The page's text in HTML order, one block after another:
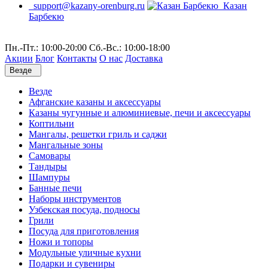
support@kazany-orenburg.ru
Казан
Барбекю
Пн.-Пт.: 10:00-20:00 Сб.-Вс.: 10:00-18:00
Акции Блог Контакты О нас Доставка
Везде
Везде
Афганские казаны и аксессуары
Казаны чугунные и алюминиевые, печи и аксессуары
Коптильни
Мангалы, решетки гриль и саджи
Мангальные зоны
Самовары
Тандыры
Шампуры
Банные печи
Наборы инструментов
Узбекская посуда, подносы
Грили
Посуда для приготовления
Ножи и топоры
Модульные уличные кухни
Подарки и сувениры